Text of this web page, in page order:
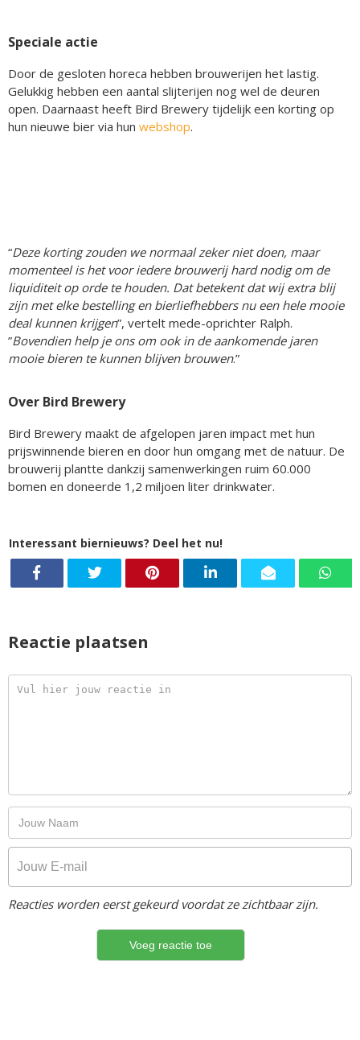
Speciale actie
Door de gesloten horeca hebben brouwerijen het lastig.
Gelukkig hebben een aantal slijterijen nog wel de deuren
open. Daarnaast heeft Bird Brewery tijdelijk een korting op
hun nieuwe bier via hun webshop.
“Deze korting zouden we normaal zeker niet doen, maar
momenteel is het voor iedere brouwerij hard nodig om de
liquiditeit op orde te houden. Dat betekent dat wij extra blij
zijn met elke bestelling en bierliefhebbers nu een hele mooie
deal kunnen krijgen”, vertelt mede-oprichter Ralph.
”Bovendien help je ons om ook in de aankomende jaren
mooie bieren te kunnen blijven brouwen.”
Over Bird Brewery
Bird Brewery maakt de afgelopen jaren impact met hun
prijswinnende bieren en door hun omgang met de natuur. De
brouwerij plantte dankzij samenwerkingen ruim 60.000
bomen en doneerde 1,2 miljoen liter drinkwater.
Interessant biernieuws? Deel het nu!
Reactie plaatsen
Reacties worden eerst gekeurd voordat ze zichtbaar zijn.